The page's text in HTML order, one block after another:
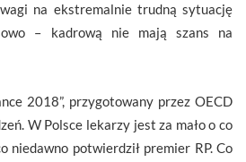
na ekstremalnie trudną sytuację
– kadrową nie mają szans na
2018”, przygotowany przez OECD
W Polsce lekarzy jest za mało o co
niedawno potwierdził premier RP. Co